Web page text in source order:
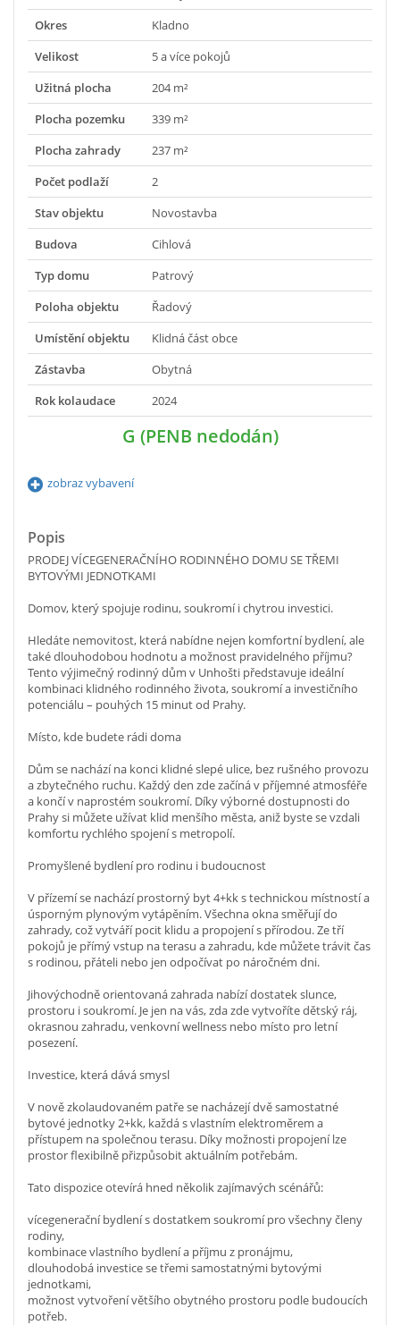
Okres
Kladno
Velikost
5 a více pokojů
Užitná plocha
204 m²
Plocha pozemku
339 m²
Plocha zahrady
237 m²
Počet podlaží
2
Stav objektu
Novostavba
Budova
Cihlová
Typ domu
Patrový
Poloha objektu
Řadový
Umístění objektu
Klidná část obce
Zástavba
Obytná
Rok kolaudace
2024
G (PENB nedodán)
zobraz vybavení
Popis
PRODEJ VÍCEGENERAČNÍHO RODINNÉHO DOMU SE TŘEMI
BYTOVÝMI JEDNOTKAMI
Domov, který spojuje rodinu, soukromí i chytrou investici.
Hledáte nemovitost, která nabídne nejen komfortní bydlení, ale
také dlouhodobou hodnotu a možnost pravidelného příjmu?
Tento výjimečný rodinný dům v Unhošti představuje ideální
kombinaci klidného rodinného života, soukromí a investičního
potenciálu – pouhých 15 minut od Prahy.
Místo, kde budete rádi doma
Dům se nachází na konci klidné slepé ulice, bez rušného provozu
a zbytečného ruchu. Každý den zde začíná v příjemné atmosféře
a končí v naprostém soukromí. Díky výborné dostupnosti do
Prahy si můžete užívat klid menšího města, aniž byste se vzdali
komfortu rychlého spojení s metropolí.
Promyšlené bydlení pro rodinu i budoucnost
V přízemí se nachází prostorný byt 4+kk s technickou místností a
úsporným plynovým vytápěním. Všechna okna směřují do
zahrady, což vytváří pocit klidu a propojení s přírodou. Ze tří
pokojů je přímý vstup na terasu a zahradu, kde můžete trávit čas
s rodinou, přáteli nebo jen odpočívat po náročném dni.
Jihovýchodně orientovaná zahrada nabízí dostatek slunce,
prostoru i soukromí. Je jen na vás, zda zde vytvoříte dětský ráj,
okrasnou zahradu, venkovní wellness nebo místo pro letní
posezení.
Investice, která dává smysl
V nově zkolaudovaném patře se nacházejí dvě samostatné
bytové jednotky 2+kk, každá s vlastním elektroměrem a
přístupem na společnou terasu. Díky možnosti propojení lze
prostor flexibilně přizpůsobit aktuálním potřebám.
Tato dispozice otevírá hned několik zajímavých scénářů:
vícegenerační bydlení s dostatkem soukromí pro všechny členy
rodiny,
kombinace vlastního bydlení a příjmu z pronájmu,
dlouhodobá investice se třemi samostatnými bytovými
jednotkami,
možnost vytvoření většího obytného prostoru podle budoucích
potřeb.